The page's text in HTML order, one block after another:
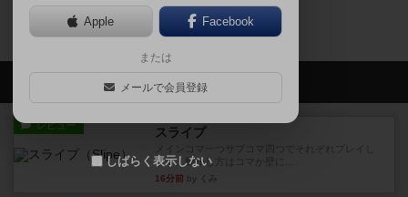
光合成のトップに戻る
会員の新しい投稿
レビュー スライプ
ます。動かし方はコマか壁に...
16分前 by くみ
Apple Facebook
または
メールで会員登録
しばらく表示しない